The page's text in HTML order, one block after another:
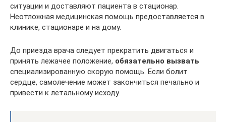
ситуации и доставляют пациента в стационар.
Неотложная медицинская помощь предоставляется в
клинике, стационаре и на дому.
До приезда врача следует прекратить двигаться и
принять лежачее положение, обязательно вызвать
специализированную скорую помощь. Если болит
сердце, самолечение может закончиться печально и
привести к летальному исходу.